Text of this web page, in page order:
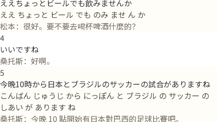
ええちょっとビールでも飲みませんか
ええ ちょっと ビール でも のみ ませ ん か
松本：很好。要不要去喝杯啤酒什麼的？
4
いいですね
桑托斯：好啊。
5
今晩10時から日本とブラジルのサッカーの試合がありますね
こんばん じゅうじ から にっぽん と ブラジル の サッカー の
しあい が あります ね
桑托斯：今晚 10 點開始有日本對巴西的足球比賽吧。